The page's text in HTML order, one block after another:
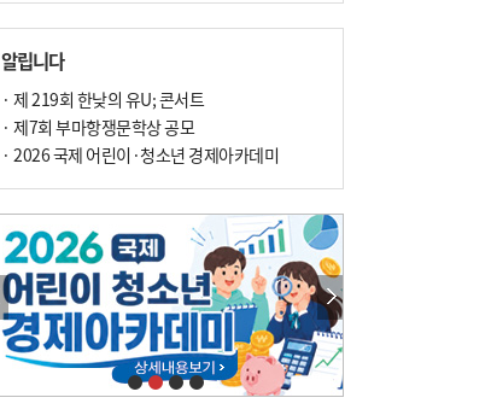
알립니다
· 제 219회 한낮의 유U; 콘서트
· 제7회 부마항쟁문학상 공모
· 2026 국제 어린이·청소년 경제아카데미